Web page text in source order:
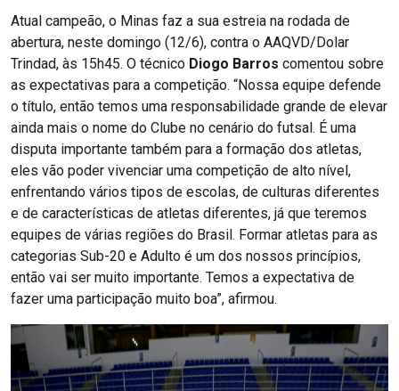
Atual campeão, o Minas faz a sua estreia na rodada de
abertura, neste domingo (12/6), contra o AAQVD/Dolar
Trindad, às 15h45. O técnico Diogo Barros comentou sobre
as expectativas para a competição. “Nossa equipe defende
o título, então temos uma responsabilidade grande de elevar
ainda mais o nome do Clube no cenário do futsal. É uma
disputa importante também para a formação dos atletas,
eles vão poder vivenciar uma competição de alto nível,
enfrentando vários tipos de escolas, de culturas diferentes
e de características de atletas diferentes, já que teremos
equipes de várias regiões do Brasil. Formar atletas para as
categorias Sub-20 e Adulto é um dos nossos princípios,
então vai ser muito importante. Temos a expectativa de
fazer uma participação muito boa”, afirmou.